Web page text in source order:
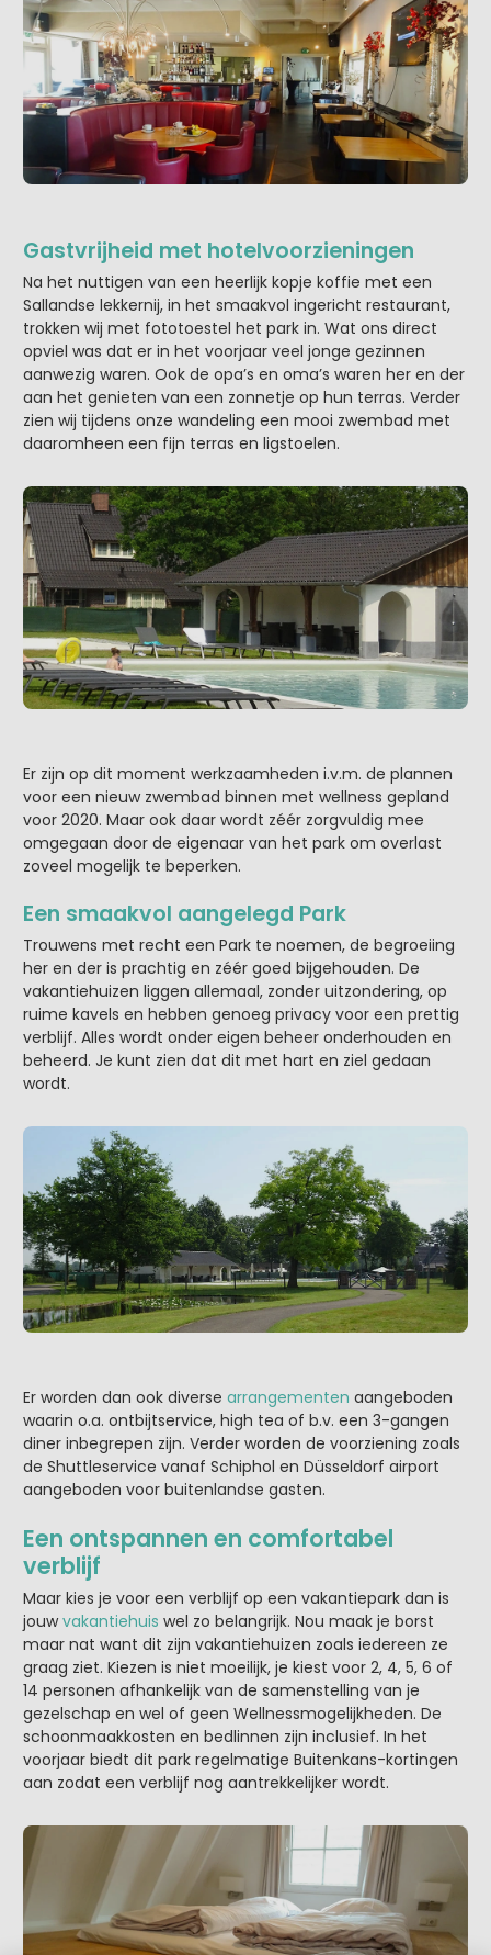
Gastvrijheid met hotelvoorzieningen
Na het nuttigen van een heerlijk kopje koffie met een
Sallandse lekkernij, in het smaakvol ingericht restaurant,
trokken wij met fototoestel het park in. Wat ons direct
opviel was dat er in het voorjaar veel jonge gezinnen
aanwezig waren. Ook de opa’s en oma’s waren her en der
aan het genieten van een zonnetje op hun terras. Verder
zien wij tijdens onze wandeling een mooi zwembad met
daaromheen een fijn terras en ligstoelen.
Er zijn op dit moment werkzaamheden i.v.m. de plannen
voor een nieuw zwembad binnen met wellness gepland
voor 2020. Maar ook daar wordt zéér zorgvuldig mee
omgegaan door de eigenaar van het park om overlast
zoveel mogelijk te beperken.
Een smaakvol aangelegd Park
Trouwens met recht een Park te noemen, de begroeiing
her en der is prachtig en zéér goed bijgehouden. De
vakantiehuizen liggen allemaal, zonder uitzondering, op
ruime kavels en hebben genoeg privacy voor een prettig
verblijf. Alles wordt onder eigen beheer onderhouden en
beheerd. Je kunt zien dat dit met hart en ziel gedaan
wordt.
Er worden dan ook diverse arrangementen aangeboden
waarin o.a. ontbijtservice, high tea of b.v. een 3-gangen
diner inbegrepen zijn. Verder worden de voorziening zoals
de Shuttleservice vanaf Schiphol en Düsseldorf airport
aangeboden voor buitenlandse gasten.
Een ontspannen en comfortabel
verblijf
Maar kies je voor een verblijf op een vakantiepark dan is
jouwvakantiehuis wel zo belangrijk. Nou maak je borst
maar nat want dit zijn vakantiehuizen zoals iedereen ze
graag ziet. Kiezen is niet moeilijk, je kiest voor 2, 4, 5, 6 of
14 personen afhankelijk van de samenstelling van je
gezelschap en wel of geen Wellnessmogelijkheden. De
schoonmaakkosten en bedlinnen zijn inclusief. In het
voorjaar biedt dit park regelmatige Buitenkans-kortingen
aan zodat een verblijf nog aantrekkelijker wordt.